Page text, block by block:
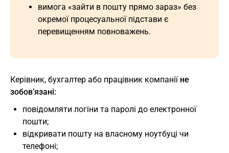
вимога «зайти в пошту прямо зараз» без
окремої процесуальної підстави є
перевищенням повноважень.
Керівник, бухгалтер або працівник компаніїне
зобов’язані:
повідомляти логіни та паролі до електронної
пошти;
відкривати пошту на власному ноутбуці чи
телефоні;